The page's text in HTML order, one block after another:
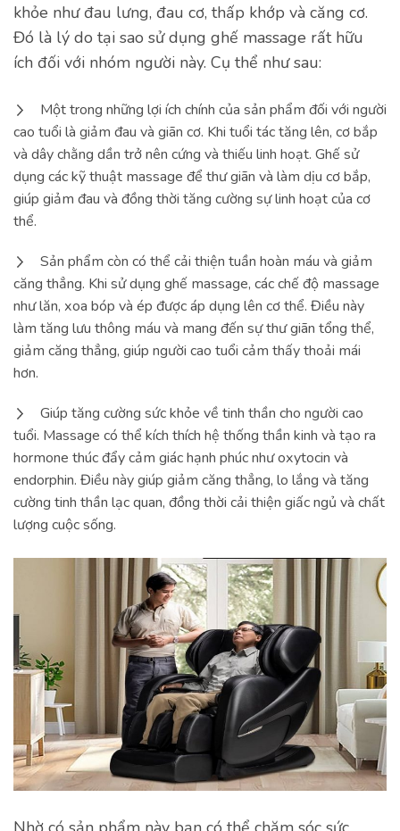
khỏe như đau lưng, đau cơ, thấp khớp và căng cơ.
Đó là lý do tại sao sử dụng ghế massage rất hữu
ích đối với nhóm người này. Cụ thể như sau:
Một trong những lợi ích chính của sản phẩm đối với người
cao tuổi là giảm đau và giãn cơ. Khi tuổi tác tăng lên, cơ bắp
và dây chằng dần trở nên cứng và thiếu linh hoạt. Ghế sử
dụng các kỹ thuật massage để thư giãn và làm dịu cơ bắp,
giúp giảm đau và đồng thời tăng cường sự linh hoạt của cơ
thể.
Sản phẩm còn có thể cải thiện tuần hoàn máu và giảm
căng thẳng. Khi sử dụng ghế massage, các chế độ massage
như lăn, xoa bóp và ép được áp dụng lên cơ thể. Điều này
làm tăng lưu thông máu và mang đến sự thư giãn tổng thể,
giảm căng thẳng, giúp người cao tuổi cảm thấy thoải mái
hơn.
Giúp tăng cường sức khỏe về tinh thần cho người cao
tuổi. Massage có thể kích thích hệ thống thần kinh và tạo ra
hormone thúc đẩy cảm giác hạnh phúc như oxytocin và
endorphin. Điều này giúp giảm căng thẳng, lo lắng và tăng
cường tinh thần lạc quan, đồng thời cải thiện giấc ngủ và chất
lượng cuộc sống.